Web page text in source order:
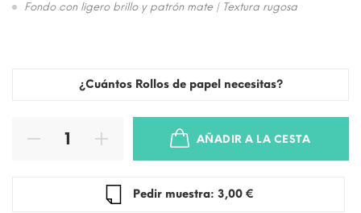
Fondo con ligero brillo y patrón mate | Textura rugosa
¿Cuántos Rollos de papel necesitas?
AÑADIR A LA CESTA
Pedir muestra: 3,00 €